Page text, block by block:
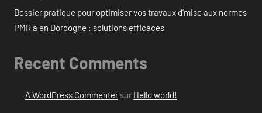
Dossier pratique pour optimiser vos travaux d’mise aux normes
PMR à en Dordogne : solutions efficaces
Recent Comments
A WordPress Commentersur Hello world!